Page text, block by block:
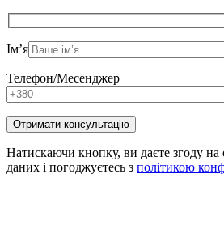
Ім’я
Телефон/Месенджер
Натискаючи кнопку, ви даєте згоду
даних і погоджуєтесь з політикою